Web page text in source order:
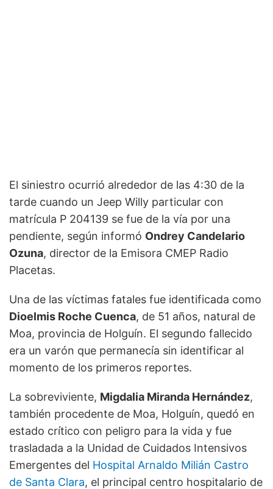
El siniestro ocurrió alrededor de las 4:30 de la
tarde cuando un Jeep Willy particular con
matrícula P 204139 se fue de la vía por una
pendiente, según informó Ondrey Candelario
Ozuna, director de la Emisora CMEP Radio
Placetas.
Una de las víctimas fatales fue identificada como
Dioelmis Roche Cuenca, de 51 años, natural de
Moa, provincia de Holguín. El segundo fallecido
era un varón que permanecía sin identificar al
momento de los primeros reportes.
La sobreviviente, Migdalia Miranda Hernández,
también procedente de Moa, Holguín, quedó en
estado crítico con peligro para la vida y fue
trasladada a la Unidad de Cuidados Intensivos
Emergentes del Hospital Arnaldo Milián Castro
de Santa Clara, el principal centro hospitalario de